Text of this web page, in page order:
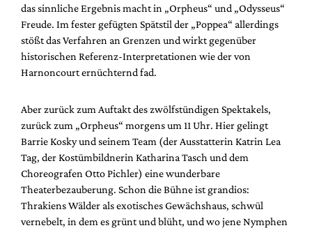
das sinnliche Ergebnis macht in „Orpheus“ und „Odysseus“
Freude. Im fester gefügten Spätstil der „Poppea“ allerdings
stößt das Verfahren an Grenzen und wirkt gegenüber
historischen Referenz-Interpretationen wie der von
Harnoncourt ernüchternd fad.
Aber zurück zum Auftakt des zwölfstündigen Spektakels,
zurück zum „Orpheus“ morgens um 11 Uhr. Hier gelingt
Barrie Kosky und seinem Team (der Ausstatterin Katrin Lea
Tag, der Kostümbildnerin Katharina Tasch und dem
Choreografen Otto Pichler) eine wunderbare
Theaterbezauberung. Schon die Bühne ist grandios:
Thrakiens Wälder als exotisches Gewächshaus, schwül
vernebelt, in dem es grünt und blüht, und wo jene Nymphen